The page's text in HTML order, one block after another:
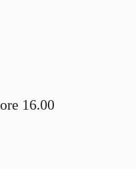
ore 16.00